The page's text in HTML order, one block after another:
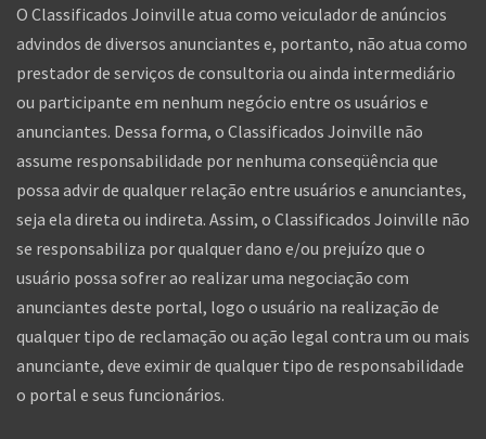
O Classificados Joinville atua como veiculador de anúncios
advindos de diversos anunciantes e, portanto, não atua como
prestador de serviços de consultoria ou ainda intermediário
ou participante em nenhum negócio entre os usuários e
anunciantes. Dessa forma, o Classificados Joinville não
assume responsabilidade por nenhuma conseqüência que
possa advir de qualquer relação entre usuários e anunciantes,
seja ela direta ou indireta. Assim, o Classificados Joinville não
se responsabiliza por qualquer dano e/ou prejuízo que o
usuário possa sofrer ao realizar uma negociação com
anunciantes deste portal, logo o usuário na realização de
qualquer tipo de reclamação ou ação legal contra um ou mais
anunciante, deve eximir de qualquer tipo de responsabilidade
o portal e seus funcionários.